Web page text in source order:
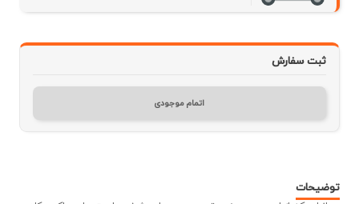
ثبت سفارش
اتمام موجودی
توضیحات